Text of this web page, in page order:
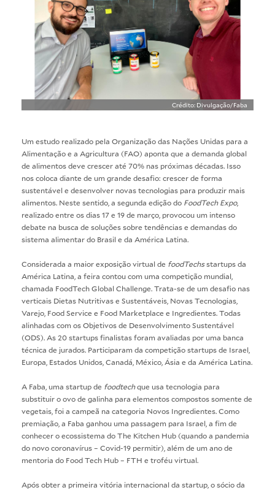
Crédito: Divulgação/Faba
Um estudo realizado pela Organização das Nações Unidas para a
Alimentação e a Agricultura (FAO) aponta que a demanda global
de alimentos deve crescer até 70% nas próximas décadas. Isso
nos coloca diante de um grande desafio: crescer de forma
sustentável e desenvolver novas tecnologias para produzir mais
alimentos. Neste sentido, a segunda edição do FoodTech Expo,
realizado entre os dias 17 e 19 de março, provocou um intenso
debate na busca de soluções sobre tendências e demandas do
sistema alimentar do Brasil e da América Latina.
Considerada a maior exposição virtual de foodTechsstartups da
América Latina, a feira contou com uma competição mundial,
chamada FoodTech Global Challenge. Trata-se de um desafio nas
verticais Dietas Nutritivas e Sustentáveis, Novas Tecnologias,
Varejo, Food Service e Food Marketplace e Ingredientes. Todas
alinhadas com os Objetivos de Desenvolvimento Sustentável
(ODS). As 20 startups finalistas foram avaliadas por uma banca
técnica de jurados. Participaram da competição startups de Israel,
Europa, Estados Unidos, Canadá, México, Ásia e da América Latina.
A Faba, uma startup de foodtechque usa tecnologia para
substituir o ovo de galinha para elementos compostos somente de
vegetais, foi a campeã na categoria Novos Ingredientes. Como
premiação, a Faba ganhou uma passagem para Israel, a fim de
conhecer o ecossistema do The Kitchen Hub (quando a pandemia
do novo coronavírus – Covid-19 permitir), além de um ano de
mentoria do Food Tech Hub – FTH e troféu virtual.
Após obter a primeira vitória internacional da startup, o sócio da